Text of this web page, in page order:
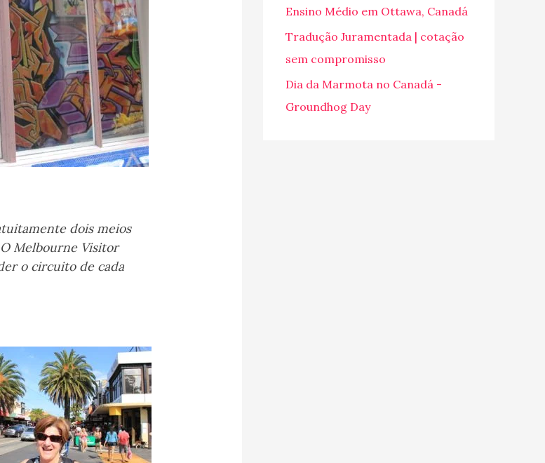
dois meios
Melbourne Visitor
o circuito de cada
p
o
Ensino Médio em Ottawa, Canadá
Tradução Juramentada | cotação
sem compromisso
Dia da Marmota no Canadá -
Groundhog Day